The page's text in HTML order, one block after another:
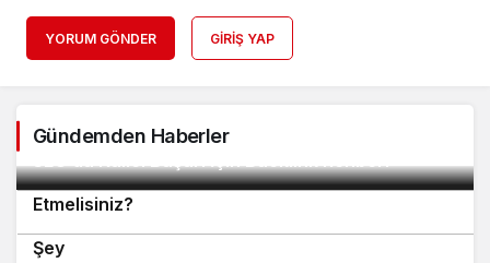
YORUM GÖNDER GIRIŞ YAP
Gündemden Haberler
SEO’da Kalıcı Başarı İçin Backlink Rehberi
2
Tanıtım Yazısı Satın Alırken Nelere Dikkat
Etmelisiniz?
3
Şey
5